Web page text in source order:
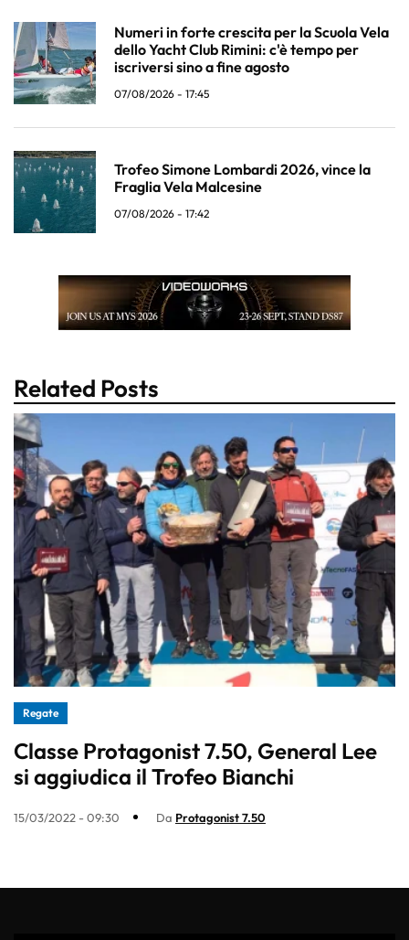
Numeri in forte crescita per la Scuola Vela
dello Yacht Club Rimini: c'è tempo per
iscriversi sino a fine agosto
07/08/2026 - 17:45
Trofeo Simone Lombardi 2026, vince la
Fraglia Vela Malcesine
07/08/2026 - 17:42
Related Posts
Regate
Classe Protagonist 7.50, General Lee
si aggiudica il Trofeo Bianchi
15/03/2022 - 09:30 Da Protagonist 7.50